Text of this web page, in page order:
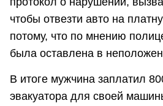
чтобы отвезти авто на
потому, что по мнению
была оставлена в
В итоге мужчина заплатил
эвакуатора для своей